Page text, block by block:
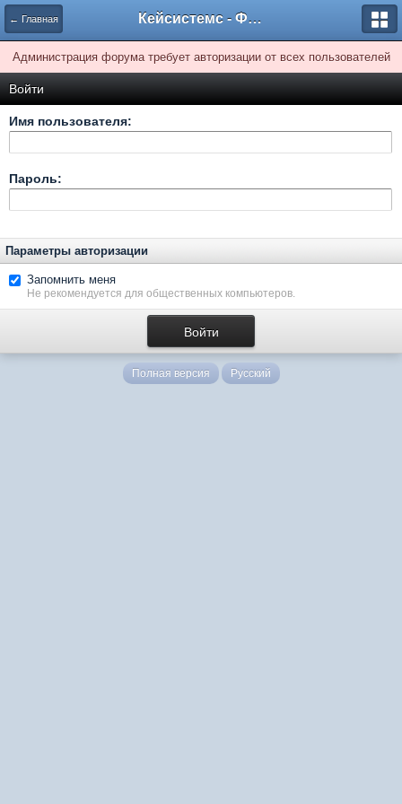
← Главная Кейсистемс - Форумы
Администрация форума требует авторизации от всех пользователей
Войти
Имя пользователя:
Пароль:
Параметры авторизации
Запомнить меня
Не рекомендуется для общественных компьютеров.
Полная версия Русский